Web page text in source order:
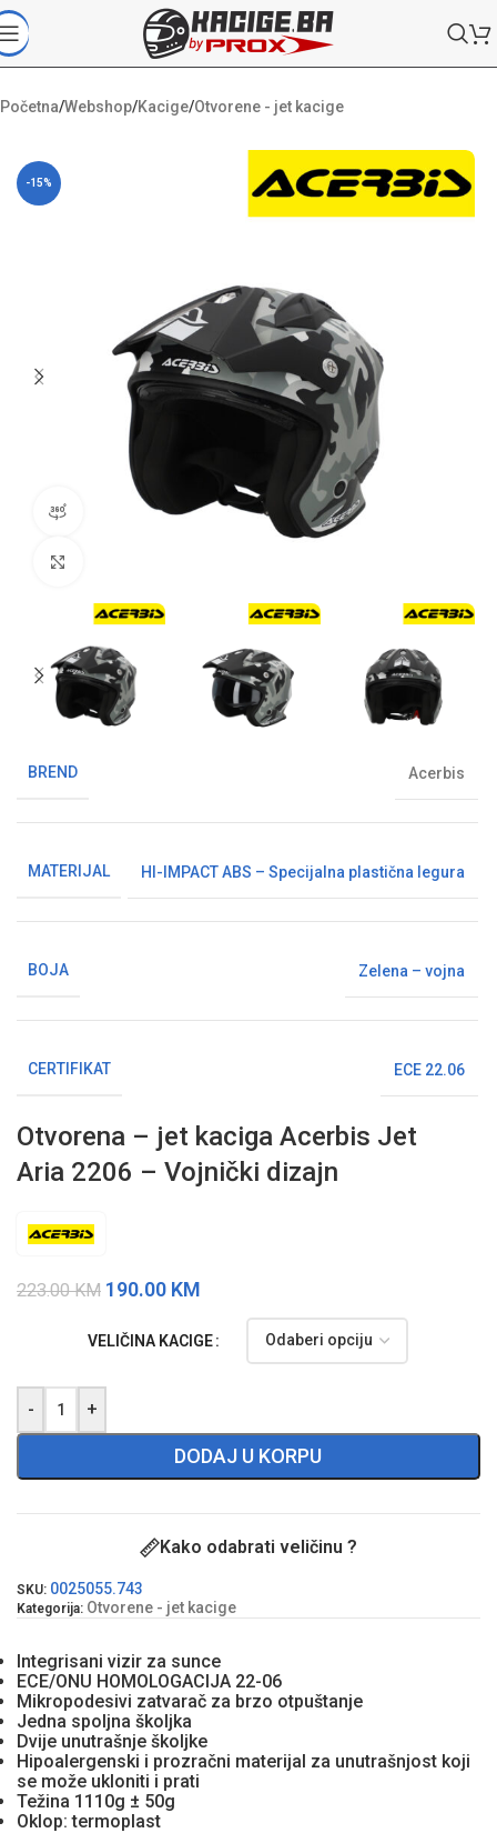
Početna/Webshop/Kacige/Otvorene - jet kacige
-15%
360° pregled proizvoda
BREND Acerbis
MATERIJAL HI-IMPACT ABS – Specijalna plastična legura
BOJA Zelena – vojna
CERTIFIKAT ECE 22.06
Otvorena – jet kaciga Acerbis Jet
Aria 2206 – Vojnički dizajn
223.00KM 190.00 KM
VELIČINA KACIGE
- +
DODAJ U KORPU
Kako odabrati veličinu ?
SKU: 0025055.743
Kategorija: Otvorene - jet kacige
Integrisani vizir za sunce
ECE/ONU HOMOLOGACIJA 22-06
Mikropodesivi zatvarač za brzo otpuštanje
Jedna spoljna školjka
Dvije unutrašnje školjke
Hipoalergenski i prozračni materijal za unutrašnjost koji
se može ukloniti i prati
Težina 1110g ± 50g
Oklop: termoplast